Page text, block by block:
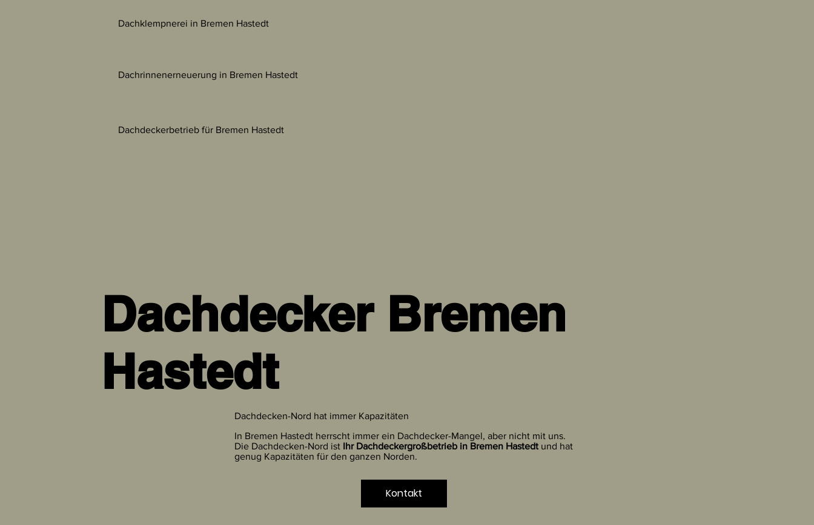
Dachklempnerei in Bremen Hastedt
Dachrinnenerneuerung in Bremen Hastedt
Dachdeckerbetrieb für Bremen Hastedt
Dachdecker Bremen
Hastedt
Dachdecken-Nord hat immer Kapazitäten
In Bremen Hastedt herrscht immer ein Dachdecker-Mangel, aber nicht mit uns.
Die Dachdecken-Nord ist Ihr Dachdeckergroßbetrieb in Bremen Hastedt und hat
genug Kapazitäten für den ganzen Norden.
Kontakt